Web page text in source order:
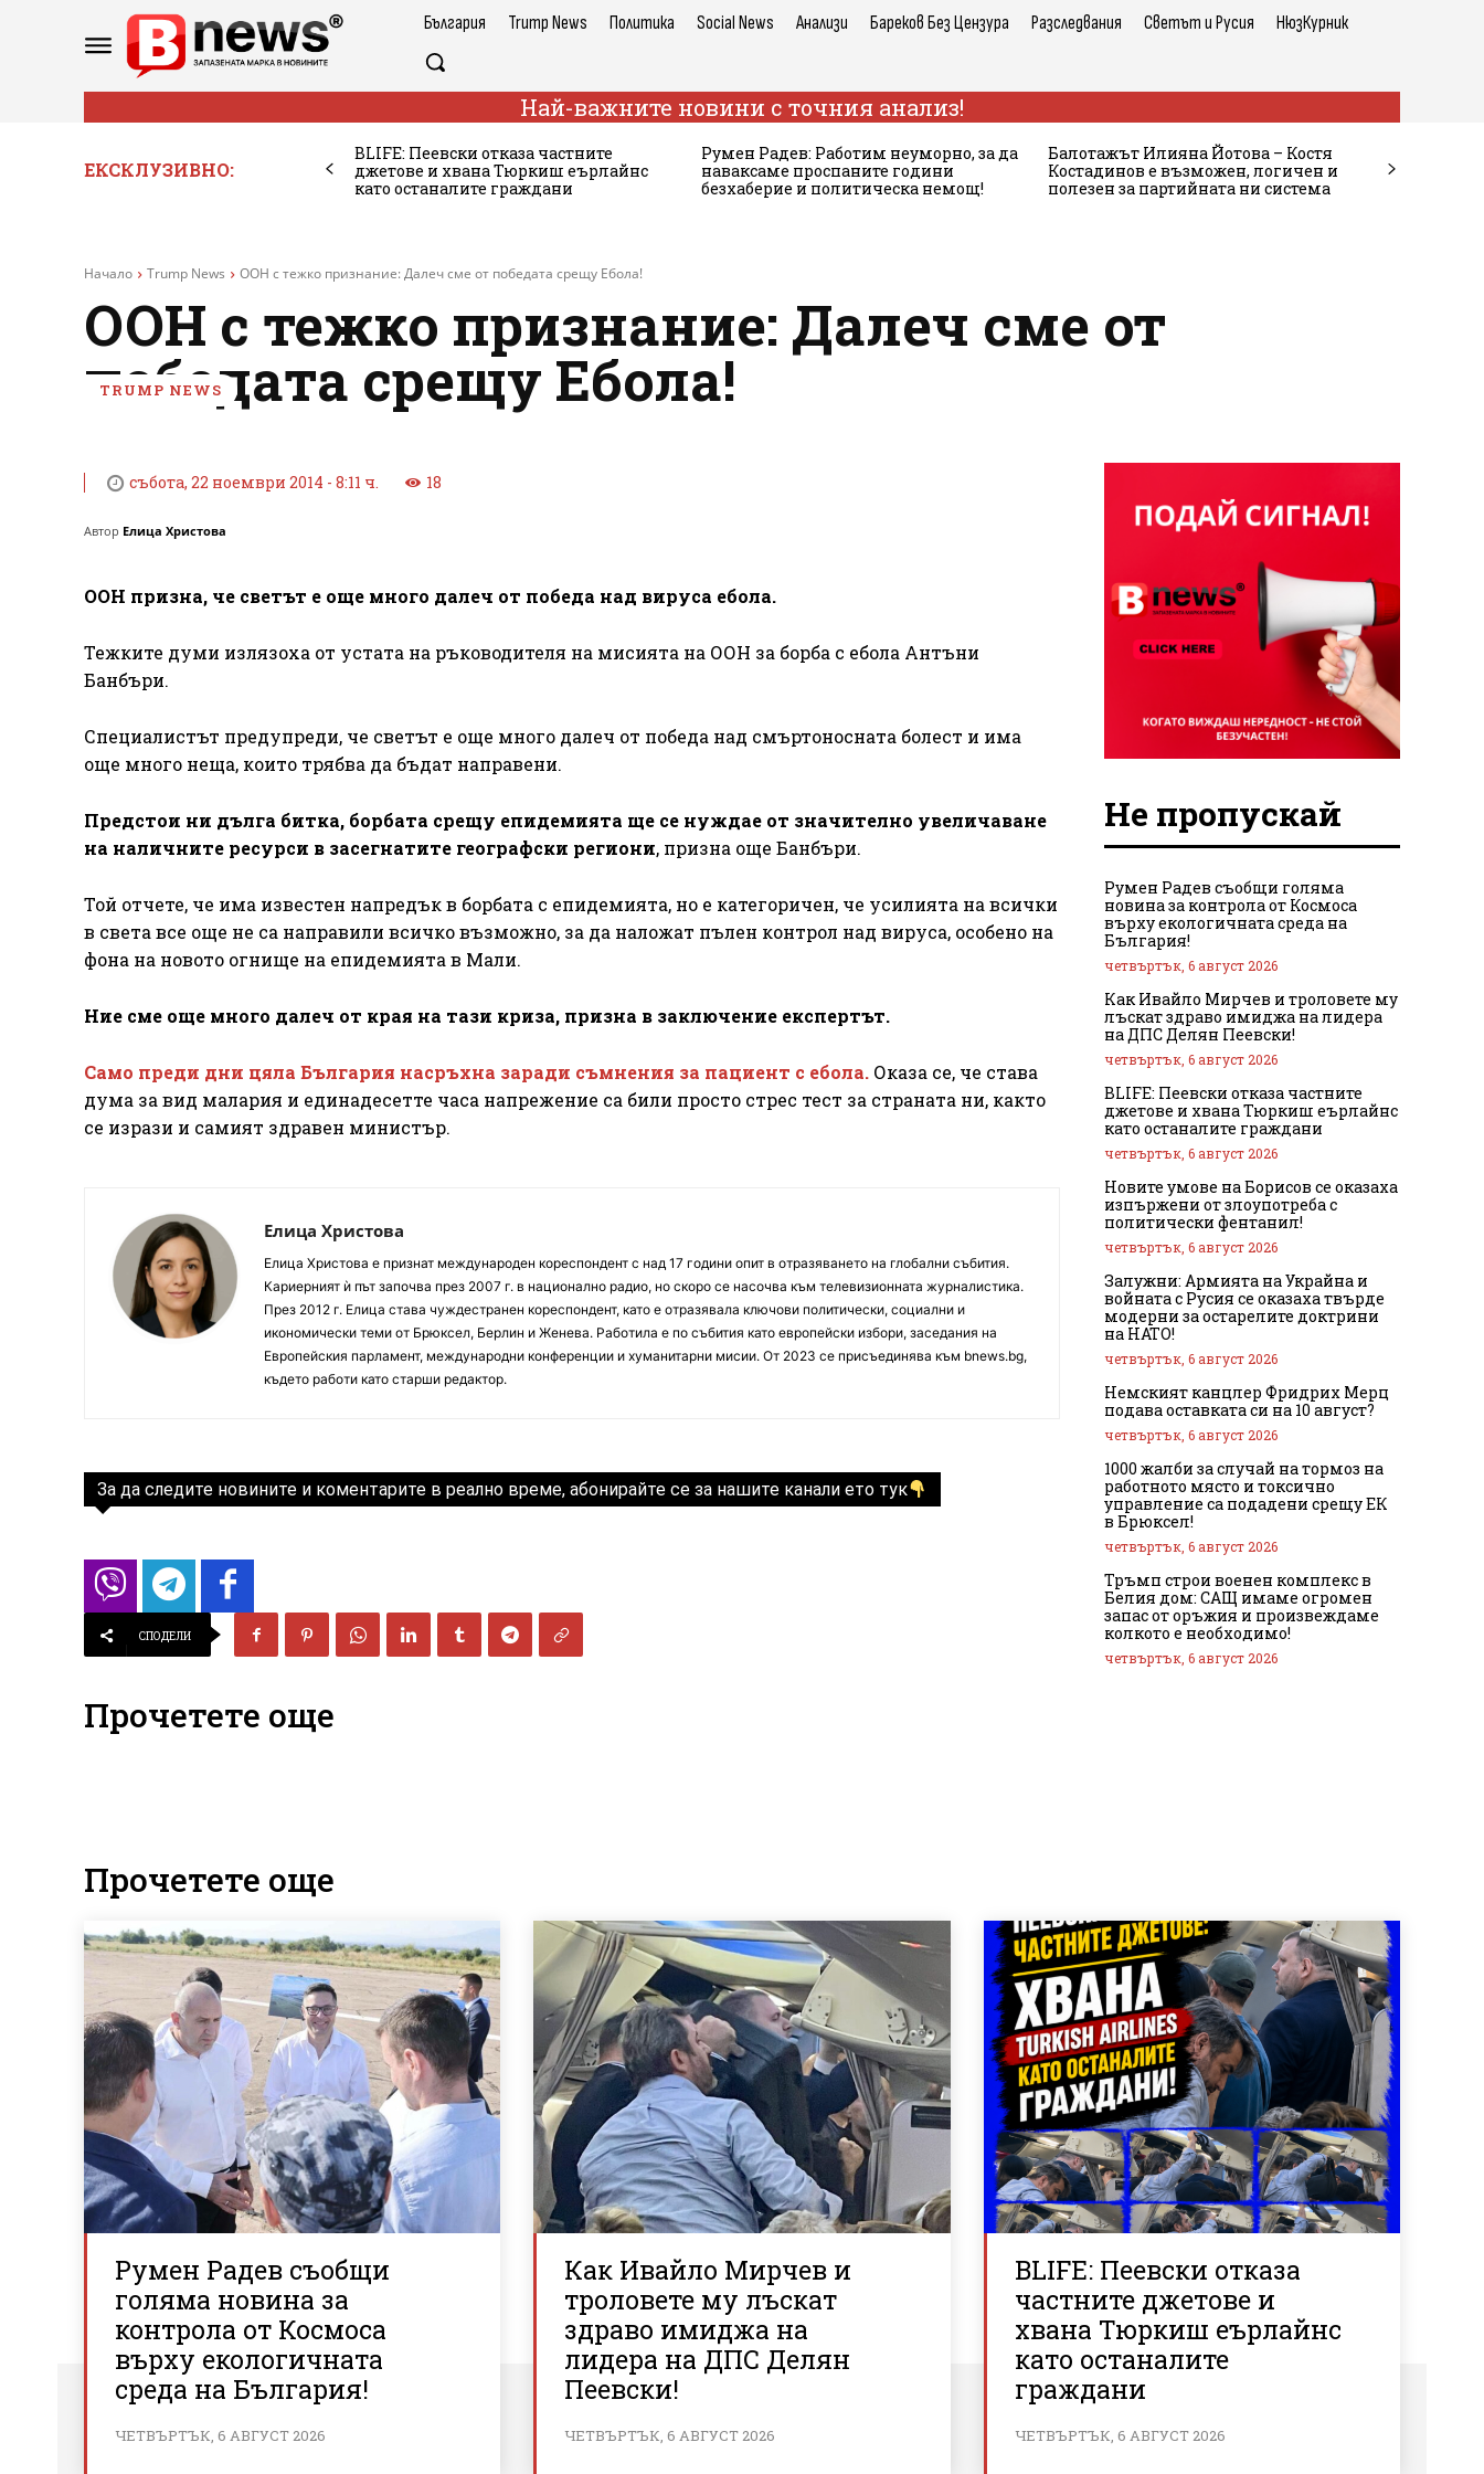
България Trump News Политика Social News Анализи Бареков Без Цензура Разследвания Светът и Русия НюзКурник
Най-важните новини с точния анализ!
ЕКСКЛУЗИВНО:
BLIFE: Пеевски отказа частните
джетове и хвана Тюркиш еърлайнс
като останалите граждани
Румен Радев: Работим неуморно, за да
наваксаме проспаните години
безхаберие и политическа немощ!
Балотажът Илияна Йотова – Костя
Костадинов е възможен, логичен и
полезен за партийната ни система
Начало Trump News ООН с тежко признание: Далеч сме от победата срещу Ебола!
ООН с тежко признание: Далеч сме от
победата срещу Ебола!
TRUMP NEWS
събота, 22 ноември 2014 - 8:11 ч. 18
Автор Елица Христова
ООН призна, че светът е още много далеч от победа над вируса ебола.
Тежките думи излязоха от устата на ръководителя на мисията на ООН за борба с ебола Антъни
Банбъри.
Специалистът предупреди, че светът е още много далеч от победа над смъртоносната болест и има
още много неща, които трябва да бъдат направени.
Предстои ни дълга битка, борбата срещу епидемията ще се нуждае от значително увеличаване
на наличните ресурси в засегнатите географски региони, призна още Банбъри.
Той отчете, че има известен напредък в борбата с епидемията, но е категоричен, че усилията на всички
в света все още не са направили всичко възможно, за да наложат пълен контрол над вируса, особено на
фона на новото огнище на епидемията в Мали.
Ние сме още много далеч от края на тази криза, призна в заключение експертът.
Само преди дни цяла България насръхна заради съмнения за пациент с ебола. Оказа се, че става
дума за вид малария и единадесетте часа напрежение са били просто стрес тест за страната ни, както
се изрази и самият здравен министър.
Елица Христова
Елица Христова е признат международен кореспондент с над 17 години опит в отразяването на глобални събития.
Кариерният ѝ път започва през 2007 г. в национално радио, но скоро се насочва към телевизионната журналистика.
През 2012 г. Елица става чуждестранен кореспондент, като е отразявала ключови политически, социални и
икономически теми от Брюксел, Берлин и Женева. Работила е по събития като европейски избори, заседания на
Европейския парламент, международни конференции и хуманитарни мисии. От 2023 се присъединява към bnews.bg,
където работи като старши редактор.
За да следите новините и коментарите в реално време, абонирайте се за нашите канали ето тук
СПОДЕЛИ
Прочетете още
Не пропускай
Румен Радев съобщи голяма
новина за контрола от Космоса
върху екологичната среда на
България!
четвъртък, 6 август 2026
Как Ивайло Мирчев и троловете му
лъскат здраво имиджа на лидера
на ДПС Делян Пеевски!
четвъртък, 6 август 2026
BLIFE: Пеевски отказа частните
джетове и хвана Тюркиш еърлайнс
като останалите граждани
четвъртък, 6 август 2026
Новите умове на Борисов се оказаха
изпържени от злоупотреба с
политически фентанил!
четвъртък, 6 август 2026
Залужни: Армията на Украйна и
войната с Русия се оказаха твърде
модерни за остарелите доктрини
на НАТО!
четвъртък, 6 август 2026
Немският канцлер Фридрих Мерц
подава оставката си на 10 август?
четвъртък, 6 август 2026
1000 жалби за случай на тормоз на
работното място и токсично
управление са подадени срещу ЕК
в Брюксел!
четвъртък, 6 август 2026
Тръмп строи военен комплекс в
Белия дом: САЩ имаме огромен
запас от оръжия и произвеждаме
колкото е необходимо!
четвъртък, 6 август 2026
Прочетете още
Румен Радев съобщи
голяма новина за
контрола от Космоса
върху екологичната
среда на България!
ЧЕТВЪРТЪК, 6 АВГУСТ 2026
Как Ивайло Мирчев и
троловете му лъскат
здраво имиджа на
лидера на ДПС Делян
Пеевски!
ЧЕТВЪРТЪК, 6 АВГУСТ 2026
BLIFE: Пеевски отказа
частните джетове и
хвана Тюркиш еърлайнс
като останалите
граждани
ЧЕТВЪРТЪК, 6 АВГУСТ 2026